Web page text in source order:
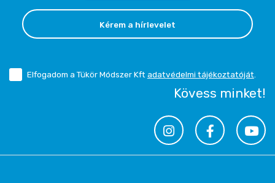
Kérem a hírlevelet
Elfogadom a Tükör Módszer Kftadatvédelmi tájékoztatóját.
Kövess minket!